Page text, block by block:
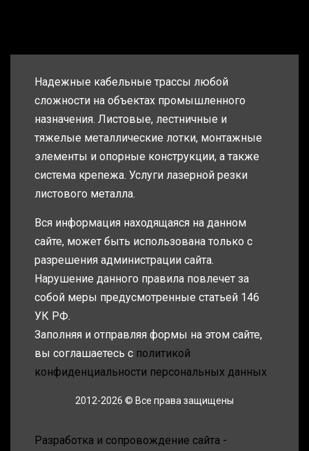
Надежные кабельные трассы любой
сложности на объектах промышленного
назначения. Листовые, лестничные и
тяжелые металлические лотки, монтажные
элементы и опорные конструкции, а также
система крепежа. Услуги лазерной резки
листового металла.
Вся информация находящаяся на данном
сайте, может быть использована только с
разрешения администрации сайта.
Нарушение данного правила повлечет за
собой меры предусмотренные статьей 146
УК РФ.
Заполняя и отправляя формы на этом сайте,
вы соглашаетесь с политикой
конфиденциальности персональных данных
2012-2026 © Все права защищены
Разработка и сопровождение сайта -